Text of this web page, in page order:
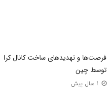
فرصت‌ها و تهدید‌های ساخت کانال کرا
توسط چین